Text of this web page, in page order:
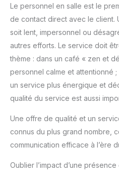
Le personnel en salle est le
de contact direct avec le client.
soit lent, impersonnel ou
autres efforts. Le service doit
thème : dans un café « zen et
personnel calme et attentionné ;
un service plus énergique et
qualité du service est aussi
Une offre de qualité et un
connus du plus grand nombre,
communication efficace à l’ère
Oublier l’impact d’une